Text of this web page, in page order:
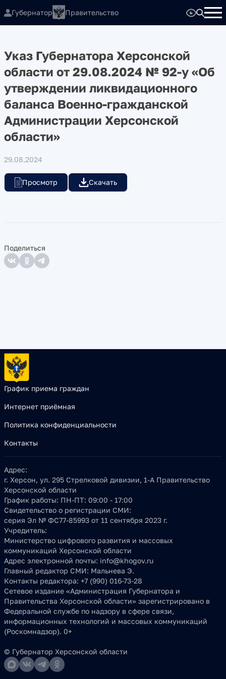
Губернатор Правительство
Указ Губернатора Херсонской
области от 29.08.2024 № 92-у «Об
утверждении ликвидационного
баланса Военно-гражданской
Администрации Херсонской
области»
29.08.2024
Просмотр Скачать
Поделиться
График приема граждан
Интернет приёмная
Политика конфиденциальности
Контакты
Адрес:
г. Херсон, ул. 295 Стрелковой дивизии, 1-А Правительство
Херсонской области
График работы: ПН-ПТ: 09:00 - 17:00
Свидетельство о регистрации СМИ:
серия Эл № ФС77-85993 от 11 сентября 2023 г.
Учредитель:
Министерство цифрового развития и массовых
коммуникаций Херсонской области
Адрес электронной почты: info@khogov.ru
Главный редактор СМИ: Мальнева Э.
Контакты редактора: +7 (990) 016-73-28
Сетевое издание «Администрация Губернатора и
Правительства Херсонской области» зарегистрировано в
Федеральной службе по надзору в сфере связи,
информационных технологий и массовых коммуникаций
(Роскомнадзор). 0+
© Губернатор Херсонской области